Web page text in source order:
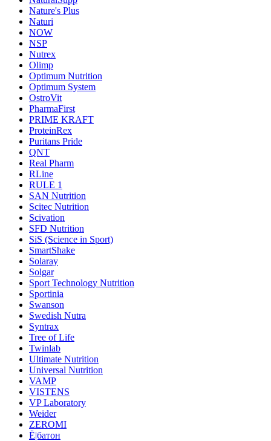
Nature's Plus
Naturi
NOW
NSP
Nutrex
Olimp
Optimum Nutrition
Optimum System
OstroVit
PharmaFirst
PRIME KRAFT
ProteinRex
Puritans Pride
QNT
Real Pharm
RLine
RULE 1
SAN Nutrition
Scitec Nutrition
Scivation
SFD Nutrition
SiS (Science in Sport)
SmartShake
Solaray
Solgar
Sport Technology Nutrition
Sportinia
Swanson
Swedish Nutra
Syntrax
Tree of Life
Twinlab
Ultimate Nutrition
Universal Nutrition
VAMP
VISTENS
VP Laboratory
Weider
ZEROMI
Ё|батон